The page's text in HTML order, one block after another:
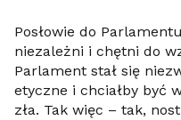
Posłowie do
niezależni i chętni do
Parlament stał się
etyczne i chciałby być
zła. Tak więc – tak,